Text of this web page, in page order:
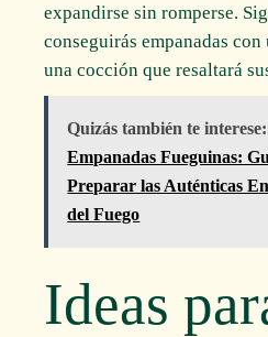
expandirse sin romperse.
conseguirás empanadas
una cocción que resaltará
Quizás también te interese:
Empanadas Fueguinas:
Preparar las Auténticas
del Fuego
Ideas